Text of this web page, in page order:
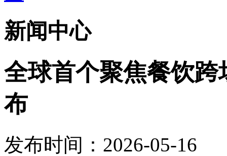
新闻中心
全球首个聚焦餐饮
布
发布时间：2026-05-16